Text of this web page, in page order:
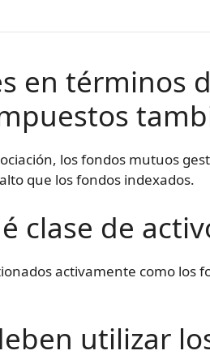
en términos
los fondos mutuos
que los fondos indexados.
clase de
activamente como los
utilizar